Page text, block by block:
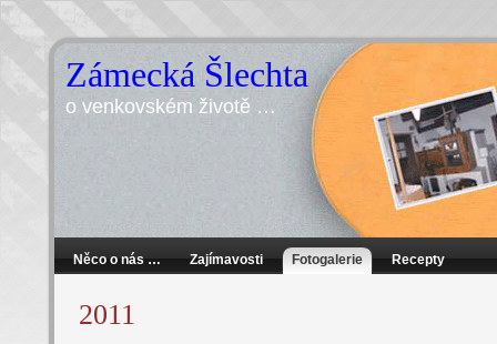
Zámecká Šlechta
o venkovském životě …
Něco o nás … Zajímavosti Fotogalerie Recepty
2011